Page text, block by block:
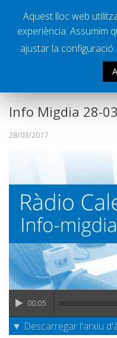
Societat
Successos
La Banqueta
Transmissions
Pòdcasts
Vídeos
Graella
Publicitat
Ràdio
Info Migdia 28-
28/03/2017
00:05
▼ Descarregar l'arxiu
Aquest lloc web
experiència. Assumim
ajustar la configuració.